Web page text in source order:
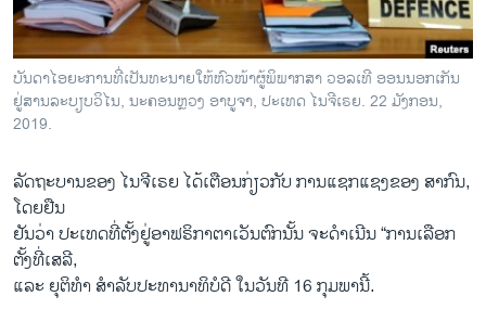
ທຸລະກິດ
ພາສາອັງກິດ
ວີດີໂອ
ສຽງ
ລາຍການກະຈາຍສຽງ
ລາຍງານ
ຕິດຕາມພວກເຮົາ ທີ່
ພາສາຕ່າງໆ
ບັນ​ດາ​ໄອ​ຍະ​ການ​ທີ່​ເປັນ​ທະ​ນາຍ​ໃຫ້​ຫົວ​ໜ້າ​ຜູ້​ພິ​ພາກ​ສາ ວອ​ລ​ເທີ ອອນນອກ​ເກັນ
ຢູ່​ສານລະ​ບຽບ​ວິ​ໄນ, ນະ​ຄອນຫຼວງ ອາ​ບູ​ຈາ, ປະ​ເທດ ໄນ​ຈີ​ເຣຍ. 22 ມັງ​ກອນ,
2019.
ລັດ​ຖະ​ບານ​ຂອງ ໄນ​ຈີ​ເຣຍ ໄດ້​ເຕືອນ​ກ່ຽວ​ກັບ ການ​ແຊກ​ແຊງຂອງ ສາ​ກົນ,
ໂດຍ​ຢືນ
ຢັນວ່າ ປະເທດທີ່ຕັ້ງຢູ່ອາຟຣິກາຕາເວັນຕົກນັ້ນ ຈະດຳເນີນ “ການເລືອກ
ຕັ້ງທີ່ເສລີ,
ແລະ ຍຸຕິທຳ ສຳລັບປະທານາທິບໍດີ ໃນວັນທີ 16 ກຸມພານີ້.